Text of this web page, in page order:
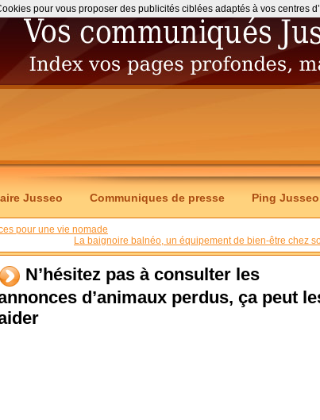
Jusseo Communiques de presse Ping Jusseo
pour une vie nomade
La baignoire balnéo, un équipement de bien-être chez
N’hésitez pas à consulter les
d’animaux perdus, ça peut
pour vous proposer des publicités ciblées adaptés à vos centres